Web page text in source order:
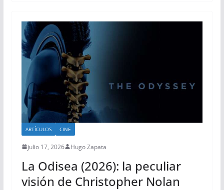
ARTÍCULOS CINE
julio 17, 2026 Hugo Zapata
La Odisea (2026): la peculiar
visión de Christopher Nolan